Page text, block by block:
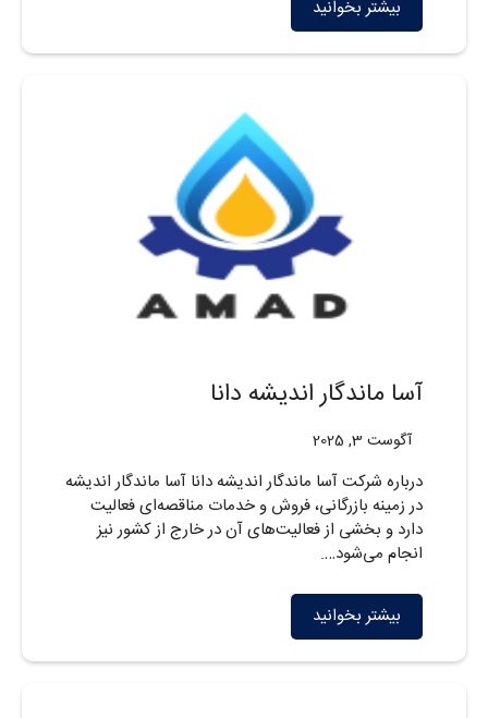
بیشتر بخوانید
آسا ماندگار اندیشه دانا
آگوست 3, 2025
درباره شرکت آسا ماندگار اندیشه دانا آسا ماندگار اندیشه
در زمینه بازرگانی، فروش و خدمات مناقصه‌ای فعالیت
دارد و بخشی از فعالیت‌های آن در خارج از کشور نیز
انجام می‌شود….
بیشتر بخوانید